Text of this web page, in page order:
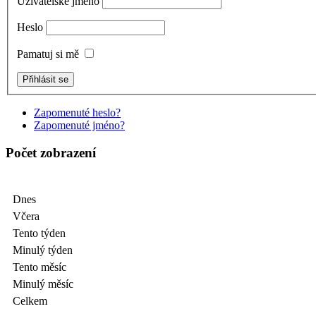
Heslo
Pamatuj si mě
Zapomenuté heslo?
Zapomenuté jméno?
Počet zobrazení
Dnes
Včera
Tento týden
Minulý týden
Tento měsíc
Minulý měsíc
Celkem